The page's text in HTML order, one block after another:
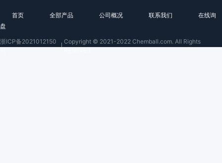
首页 全部产品 公司概况 联系我们
在线询
盘
浙ICP备2021012150
Copyright © 2021-2022 Chemball.com. All Rights